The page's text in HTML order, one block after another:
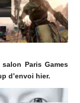
Paris Games
d’envoi hier.